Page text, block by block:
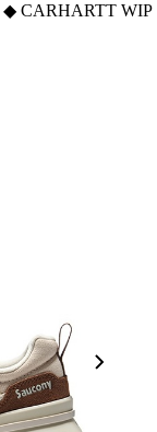
◆ CARHARTT WIP